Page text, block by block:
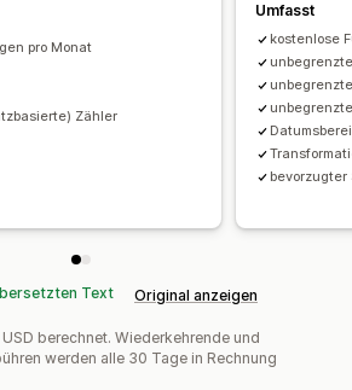
pro Monat
Zähler
Umfasst
kostenlose
bevorzugter
Text Original anzeigen
berechnet. Wiederkehrende und
werden alle 30 Tage in Rechnung